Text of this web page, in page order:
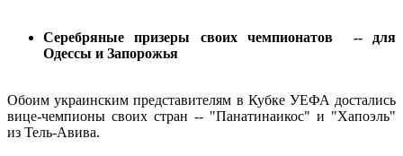
Серебряные призеры своих чемпионатов -- для
Одессы и Запорожья
Обоим украинским представителям в Кубке УЕФА достались
вице-чемпионы своих стран -- "Панатинаикос" и "Хапоэль"
из Тель-Авива.